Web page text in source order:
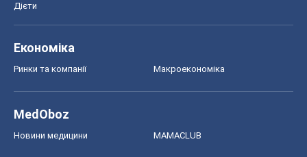
Дієти
Економіка
Ринки та компанії Макроекономіка
MedOboz
Новини медицини MAMACLUB